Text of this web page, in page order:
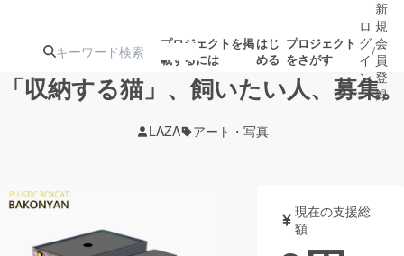
プロジェクトを掲
載するには
はじ
める
プロジェクト
をさがす
アート・写真
ロ
グ
イ
ン
/
新
規
会
員
登
録
「収納する猫」、飼いたい人、募集。
LAZA アート・写真
現在の支援総
額